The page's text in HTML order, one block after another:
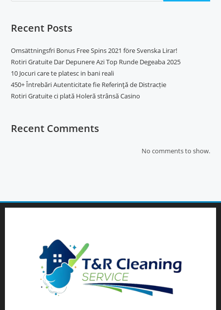
Recent Posts
Omsättningsfri Bonus Free Spins 2021 före Svenska Lirar!
Rotiri Gratuite Dar Depunere Azi Top Runde Degeaba 2025
10 Jocuri care te platesc in bani reali
450+ Întrebări Autenticitate fie Referinţă de Distracție
Rotiri Gratuite ci plată Holeră strânsă Casino
Recent Comments
No comments to show.